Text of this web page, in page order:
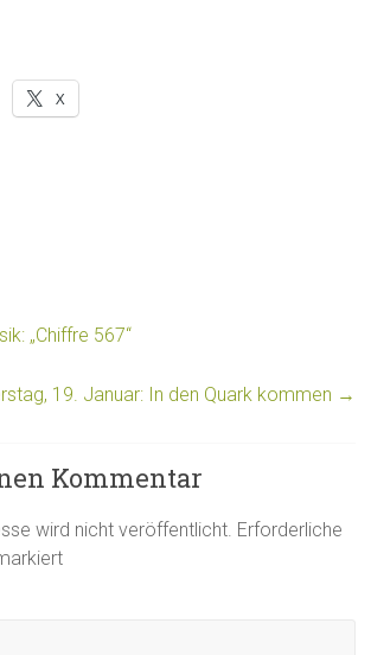
X
„Chiffre 567“
19. Januar: In den Quark kommen →
Kommentar
wird nicht veröffentlicht. Erforderliche